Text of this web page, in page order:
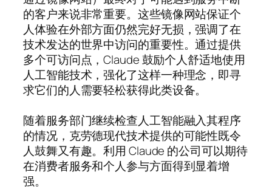
的客户来说非常重要。这些镜像网站保证个
人体验在外部方面仍然完好无损，强调了在
技术发达的世界中访问的重要性。通过提供
多个可访问点，Claude 鼓励个人舒适地使用
人工智能技术，强化了这样一种理念，即寻
求它们的人需要轻松获得此类设备。
随着服务部门继续检查人工智能融入其程序
的情况，克劳德现代技术提供的可能性既令
人鼓舞又有趣。利用 Claude 的公司可以期待
在消费者服务和个人参与方面得到显着增
强。